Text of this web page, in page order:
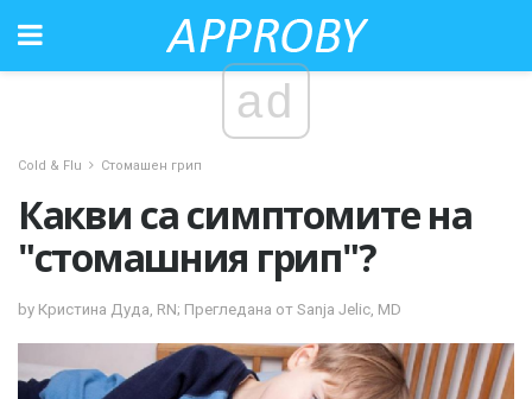
ad
Cold & Flu Стомашен грип
Какви са симптомите на
"стомашния грип"?
by Кристина Дуда, RN; Прегледана от Sanja Jelic, MD